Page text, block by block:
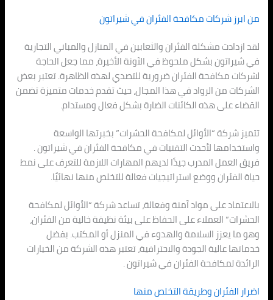
من ابرز شركات مكافحة الفئران في شيراتون
لقد ازدادت مشكلة الفئران والثعابين في المنازل والمباني التجارية
في شيراتون بشكل ملحوظ في الآونة الأخيرة، مما جعل الحاجة
لشركات مكافحة الفئران ضرورية للتصدي لهذه الظاهرة. تعتبر بعض
الشركات من الرواد في هذا المجال، حيث تقدم خدمات متميزة تضمن
القضاء على هذه الكائنات الضارة بشكل فعال ومستدام.
تتميز شركة “الأوائل لمكافحة الحشرات” بخبرتها الواسعة
واستخدامها لأحدث التقنيات في مكافحة الفئران في شيراتون .
فريق العمل المدرب جيدًا لديهم المهارات اللازمة للتعرف على نمط
حياة الفئران ووضع استراتيجيات فعالة للتخلص منها نهائيًا.
بالاعتماد على مواد آمنة وفعالة، تساعد شركة “الأوائل لمكافحة
الحشرات” العملاء على الحفاظ على بيئة نظيفة خالية من الفئران،
وهو ما يعزز السلامة والهدوء في المنزل أو المكتب. بفضل
خدماتها عالية الجودة والاحترافية، تعتبر هذه الشركة من الخيارات
الرائدة لمكافحة الفئران في شيراتون .
اضرار الفئران وطريقة التخلص منها